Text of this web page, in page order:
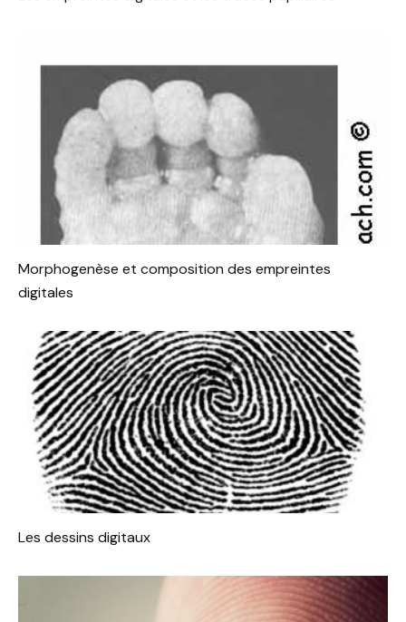
Morphogenèse et composition des empreintes
digitales
Les dessins digitaux